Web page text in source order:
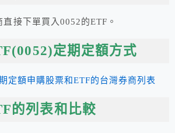
接下單買入0052的ETF。
(0052)定期定額方式
定額申購股票和ETF的台灣券商列表
的列表和比較